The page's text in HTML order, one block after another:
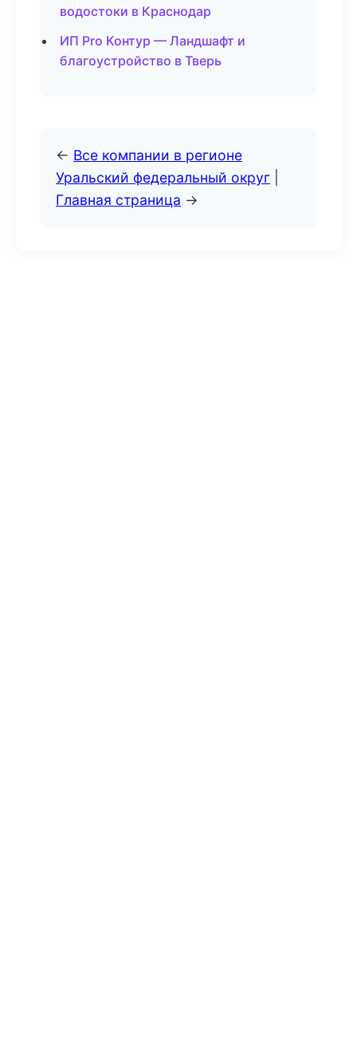
водостоки в Краснодар
ИП Pro Контур — Ландшафт и
благоустройство в Тверь
← Все компании в регионе
Уральский федеральный округ
Главная страница →